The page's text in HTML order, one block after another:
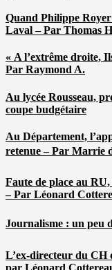
Quand Philippe
Laval – Par Thomas
« A l’extrême droite,
Par Raymond A.
Au lycée Rousseau,
coupe budgétaire
Au Département,
retenue – Par Marrie
Faute de place au
– Par Léonard
Journalisme : un peu
L’ex-directeur du CH
par Léonard